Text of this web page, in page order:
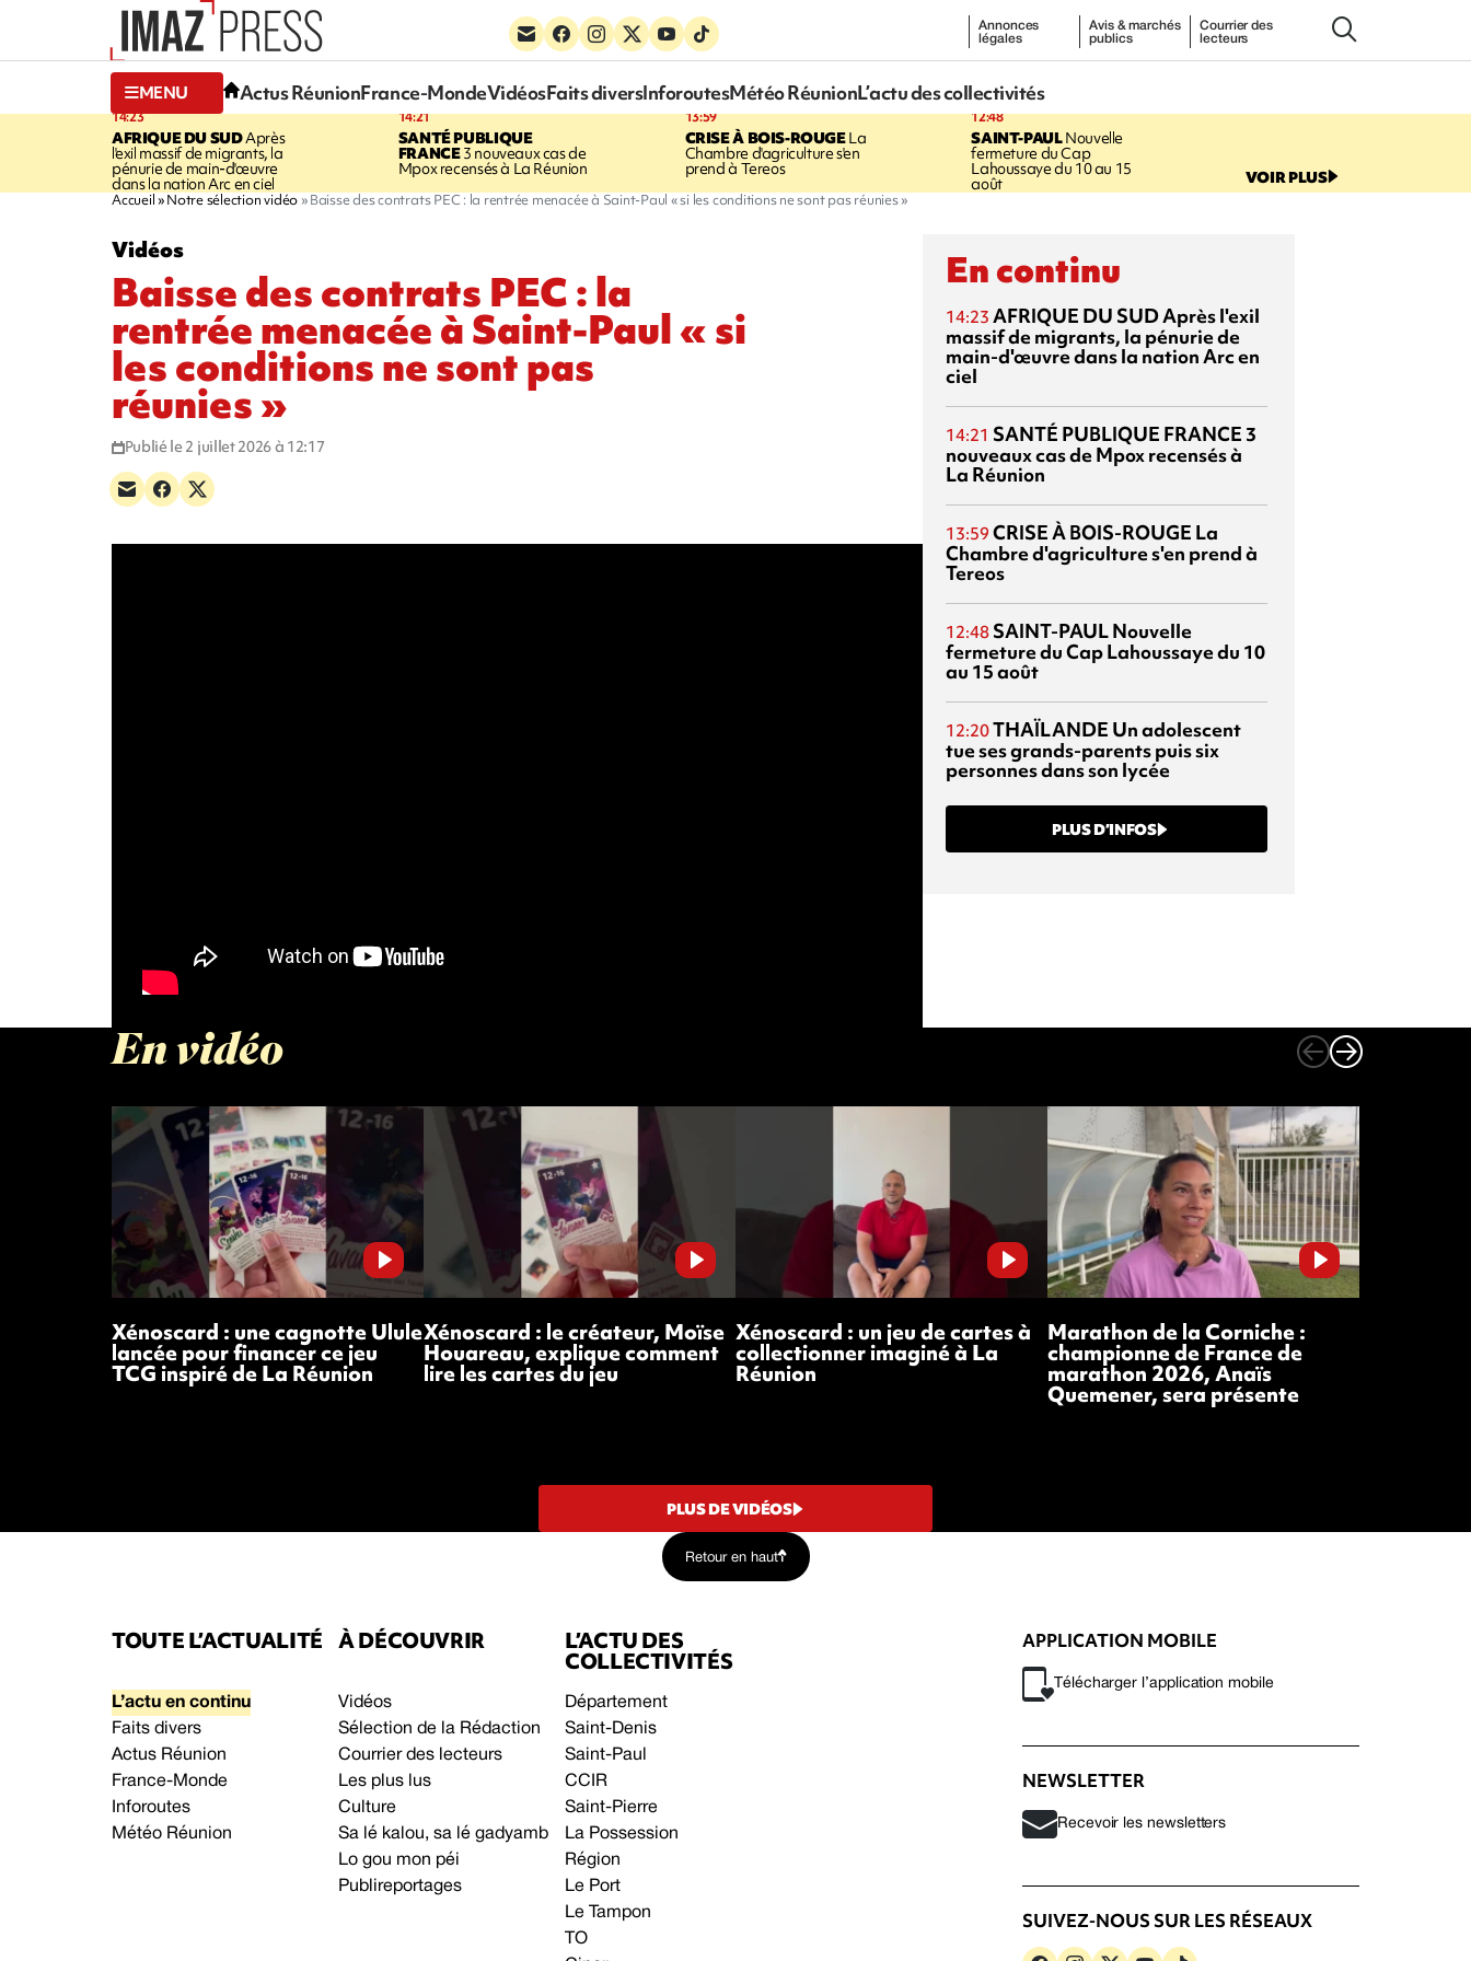
Annonces
légales
Avis & marchés
publics
Courrier des
lecteurs
MENU Actus RéunionFrance-MondeVidéosFaits diversInforoutesMétéo RéunionL’actu des collectivités
14:23
AFRIQUE DU SUDAprès
l'exil massif de migrants, la
pénurie de main-d'œuvre
dans la nation Arc en ciel
14:21
SANTÉ PUBLIQUE
FRANCE3 nouveaux cas de
Mpox recensés à La Réunion
13:59
CRISE À BOIS-ROUGELa
Chambre d'agriculture s'en
prend à Tereos
12:48
SAINT-PAULNouvelle
fermeture du Cap
Lahoussaye du 10 au 15
août VOIR PLUS
Accueil Notre sélection vidéo Baisse des contrats PEC : la rentrée menacée à Saint-Paul « si les conditions ne sont pas réunies »
Vidéos
Baisse des contrats PEC : la
rentrée menacée à Saint-Paul « si
les conditions ne sont pas
réunies »
Publié le 2 juillet 2026 à 12:17
En continu
14:23 AFRIQUE DU SUDAprès l'exil
massif de migrants, la pénurie de
main-d'œuvre dans la nation Arc en
ciel
14:21 SANTÉ PUBLIQUE FRANCE 3
nouveaux cas de Mpox recensés à
La Réunion
13:59 CRISE À BOIS-ROUGE La
Chambre d'agriculture s'en prend à
Tereos
12:48 SAINT-PAULNouvelle
fermeture du Cap Lahoussaye du 10
au 15 août
12:20THAÏLANDE Un adolescent
tue ses grands-parents puis six
personnes dans son lycée
PLUS D’INFOS
En vidéo
Xénoscard : une cagnotte Ulule
lancée pour financer ce jeu
TCG inspiré de La Réunion
Xénoscard : le créateur, Moïse
Houareau, explique comment
lire les cartes du jeu
Xénoscard : un jeu de cartes à
collectionner imaginé à La
Réunion
Marathon de la Corniche :
championne de France de
marathon 2026, Anaïs
Quemener, sera présente
PLUS DE VIDÉOS
Retour en haut
TOUTE L’ACTUALITÉ
L’actu en continu
Faits divers
Actus Réunion
France-Monde
Inforoutes
Météo Réunion
À DÉCOUVRIR
Vidéos
Sélection de la Rédaction
Courrier des lecteurs
Les plus lus
Culture
Sa lé kalou, sa lé gadyamb
Lo gou mon péi
Publireportages
L’ACTU DES
COLLECTIVITÉS
Département
Saint-Denis
Saint-Paul
CCIR
Saint-Pierre
La Possession
Région
Le Port
Le Tampon
TO
APPLICATION MOBILE
Télécharger l’application mobile
NEWSLETTER
Recevoir les newsletters
SUIVEZ-NOUS SUR LES RÉSEAUX